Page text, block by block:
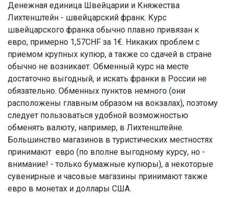
Денежная единица Швейцарии и Княжества
Лихтенштейн - швейцарский франк. Курс
швейцарского франка обычно плавно привязан к
евро, примерно 1,57CHF за 1€. Никаких проблем с
приемом крупных купюр, а также со сдачей в стране
обычно не возникает. Обменный курс на месте
достаточно выгодный, и искать франки в России не
обязательно. Обменных пунктов немного (они
расположены главным образом на вокзалах), поэтому
следует пользоваться удобной возможностью
обменять валюту, например, в Лихтенштейне.
Большинство магазинов в туристических местностях
принимают евро (по вполне выгодному курсу, но -
внимание! - только бумажные купюры), а некоторые
сувенирные и часовые магазины принимают также
евро в монетах и доллары США.